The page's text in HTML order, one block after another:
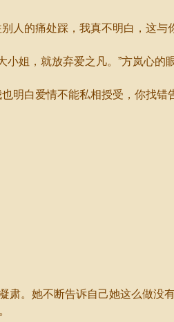
的痛处踩，我真不明白，这与
姐，就放弃爱之凡。”方岚心的
白爱情不能私相授受，你找错
。她不断告诉自己她这么做没